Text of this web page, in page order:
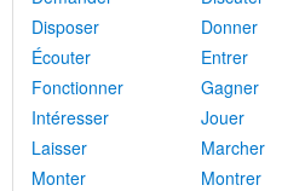
Disposer
Donner
Écouter
Entrer
Fonctionner
Gagner
Intéresser
Jouer
Laisser
Marcher
Monter
Montrer